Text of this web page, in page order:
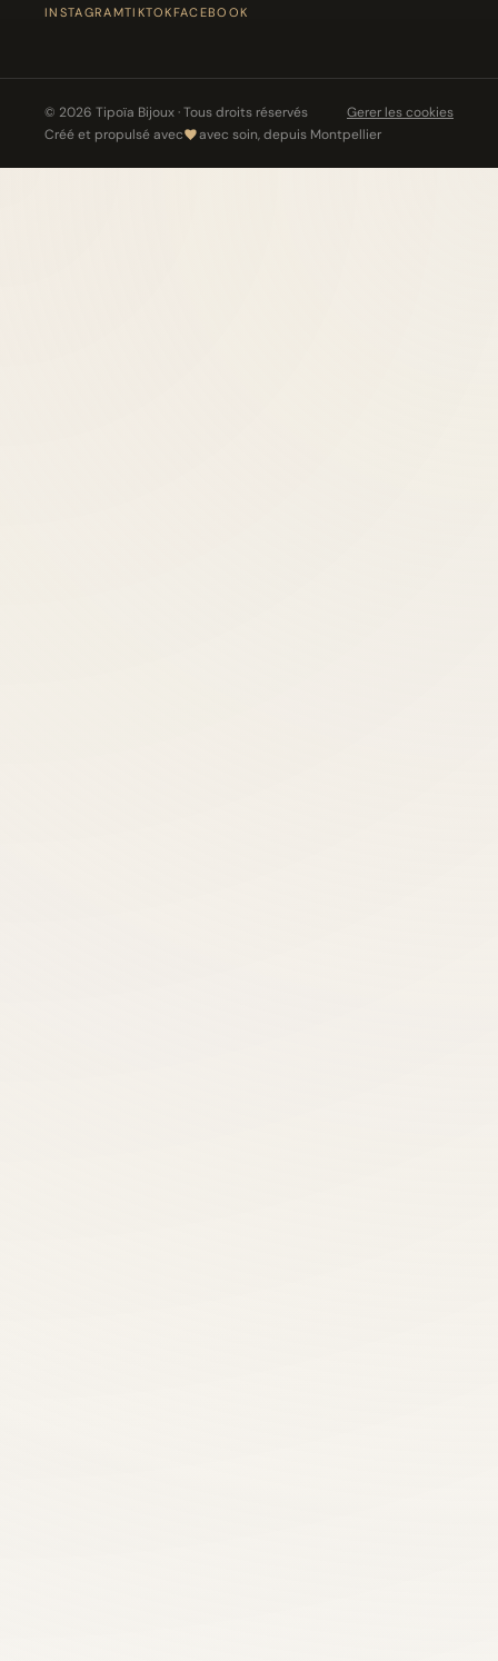
INSTAGRAMTIKTOKFACEBOOK
© 2026 Tipoïa Bijoux · Tous droits réservés
Gerer les cookies
Créé et propulsé avec
avec soin, depuis Montpellier